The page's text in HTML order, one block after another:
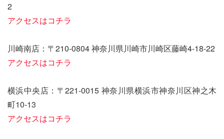
2
アクセスはコチラ
川崎南店：〒210-0804 神奈川県川崎市川崎区藤崎4-18-22
アクセスはコチラ
横浜中央店：〒221-0015 神奈川県横浜市神奈川区神之木
町10-13
アクセスはコチラ